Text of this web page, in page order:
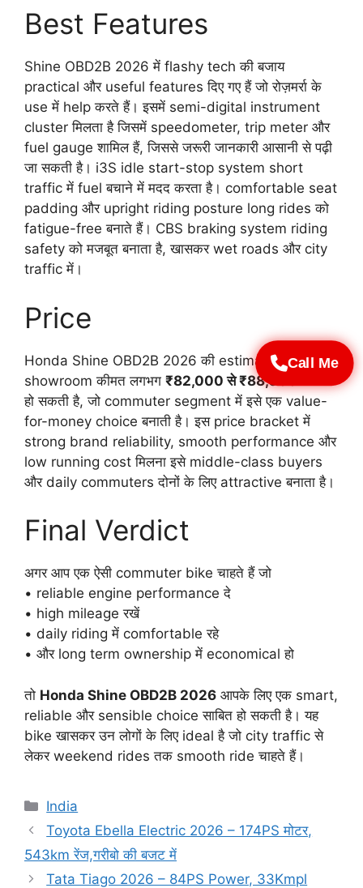
Call Me
Best Features
Shine OBD2B 2026 में flashy tech की बजाय
practical और useful features दिए गए हैं जो रोज़मर्रा के
use में help करते हैं। इसमें semi-digital instrument
cluster मिलता है जिसमें speedometer, trip meter और
fuel gauge शामिल हैं, जिससे जरूरी जानकारी आसानी से पढ़ी
जा सकती है। i3S idle start-stop system short
traffic में fuel बचाने में मदद करता है। comfortable seat
padding और upright riding posture long rides को
fatigue-free बनाते हैं। CBS braking system riding
safety को मजबूत बनाता है, खासकर wet roads और city
traffic में।
Price
Honda Shine OBD2B 2026 की estimated ex-
showroom कीमत लगभग ₹82,000 से ₹88,000
हो सकती है, जो commuter segment में इसे एक value-
for-money choice बनाती है। इस price bracket में
strong brand reliability, smooth performance और
low running cost मिलना इसे middle-class buyers
और daily commuters दोनों के लिए attractive बनाता है।
Final Verdict
अगर आप एक ऐसी commuter bike चाहते हैं जो
• reliable engine performance दे
• high mileage रखें
• daily riding में comfortable रहे
• और long term ownership में economical हो
तो Honda Shine OBD2B 2026 आपके लिए एक smart,
reliable और sensible choice साबित हो सकती है। यह
bike खासकर उन लोगों के लिए ideal है जो city traffic से
लेकर weekend rides तक smooth ride चाहते हैं।
Categories
India
Toyota Ebella Electric 2026 – 174PS मोटर,
543km रेंज,गरीबो की बजट में
Tata Tiago 2026 – 84PS Power, 33Kmpl